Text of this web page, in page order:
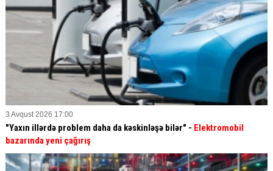
3 Avqust 2026 17:00
"Yaxın illərdə problem daha da kəskinləşə bilər" - Elektromobil
bazarında yeni çağırış